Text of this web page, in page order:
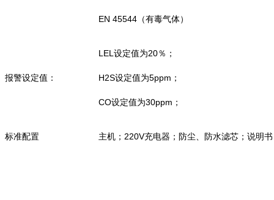
EN 45544（有毒气体）
报警设定值：
LEL设定值为20％；
H2S设定值为5ppm；
CO设定值为30ppm；
标准配置 主机；220V充电器；防尘、防水滤芯；说明书